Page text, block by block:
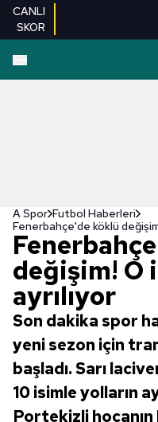
CANLI
SKOR
A Spor Futbol Haberleri
Fenerbahçe'de köklü
değişim! O
ayrılıyor
Son dakika spor
yeni sezon için
başladı. Sarı
10 isimle yolların
Portekizli